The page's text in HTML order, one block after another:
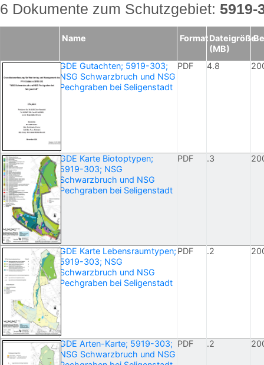
6 Dokumente zum Schutzgebiet: 5919-
Name FormatDateigröße
(MB)
GDE Gutachten; 5919-303;
NSG Schwarzbruch und NSG
Pechgraben bei Seligenstadt
PDF 4.8
GDE Karte Biotoptypen;
5919-303; NSG
Schwarzbruch und NSG
Pechgraben bei Seligenstadt
PDF .3
GDE Karte Lebensraumtypen;
5919-303; NSG
Schwarzbruch und NSG
Pechgraben bei Seligenstadt
PDF .2
GDE Arten-Karte; 5919-303;
NSG Schwarzbruch und NSG
PDF .2